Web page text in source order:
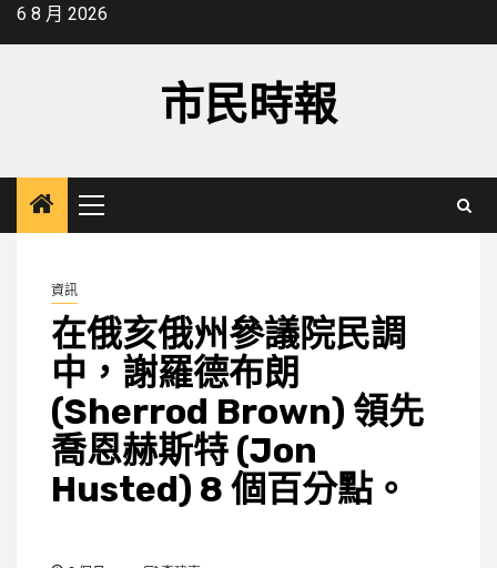
Skip6 8 月 2026
市民時報
Primary
Menu
資訊
在俄亥俄州參議院民調
中，謝羅德布朗
(Sherrod Brown) 領先
喬恩赫斯特 (Jon
Husted) 8 個百分點。